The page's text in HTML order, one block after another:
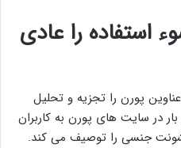
استفاده را عادی
پورن را تجزیه و تحلیل
اولین بار در سایت های پورن به کاربران
جنسی را توصیف می کند.